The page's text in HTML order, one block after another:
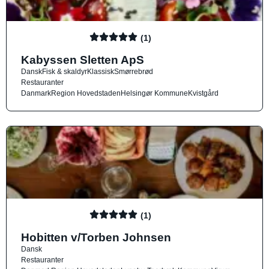
(1)
Kabyssen Sletten ApS
DanskFisk & skaldyrKlassiskSmørrebrød
Restauranter
DanmarkRegion HovedstadenHelsingør KommuneKvistgård
(1)
Hobitten v/Torben Johnsen
Dansk
Restauranter